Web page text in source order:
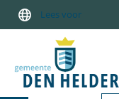
Lees voor